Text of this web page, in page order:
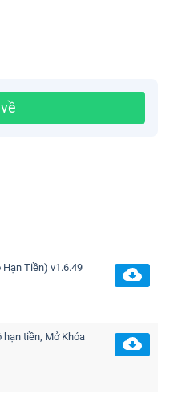
Tiền) v1.6.49
hạn tiền, Mở Khóa